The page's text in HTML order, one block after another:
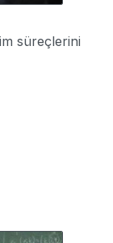
süreçlerini